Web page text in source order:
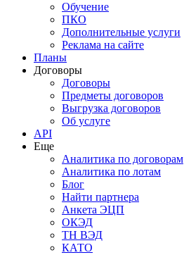
Обучение
ПКО
Дополнительные услуги
Реклама на сайте
Планы
Договоры
Договоры
Предметы договоров
Выгрузка договоров
Об услуге
API
Еще
Аналитика по договорам
Аналитика по лотам
Блог
Найти партнера
Анкета ЭЦП
ОКЭД
ТН ВЭД
КАТО